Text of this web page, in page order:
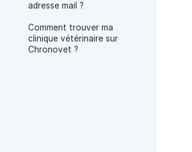
adresse mail ?
Comment trouver ma
clinique vétérinaire sur
Chronovet ?